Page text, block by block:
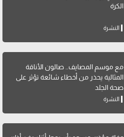
الكرة
النشرة
مع موسم المصايف.. صالون الأناقة
المثالية يحذر من أخطاء شائعة تؤثر على
صحة الجلد
النشرة